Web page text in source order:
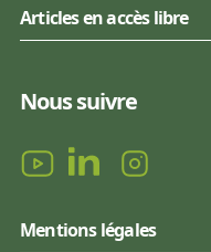
Articles en accès libre
Nous suivre
Mentions légales